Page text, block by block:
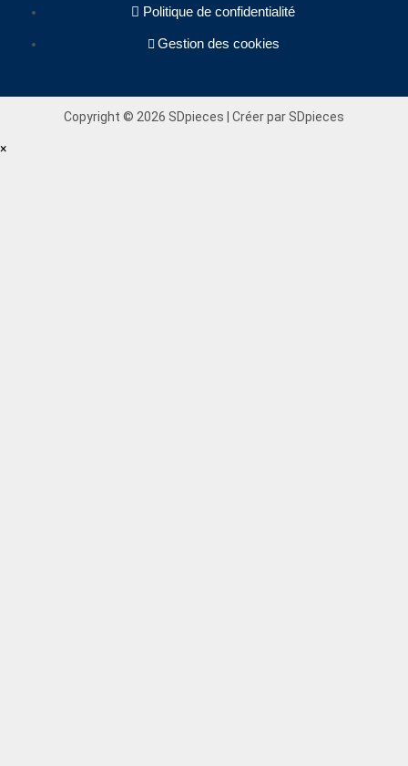
Politique de confidentialité
Gestion des cookies
Copyright © 2026 SDpieces | Créer par SDpieces
×